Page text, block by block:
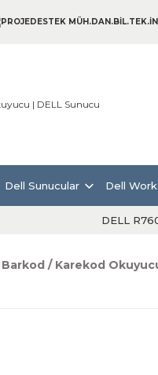
Dell Sunucular Dell
DELL
Barkod / Karekod